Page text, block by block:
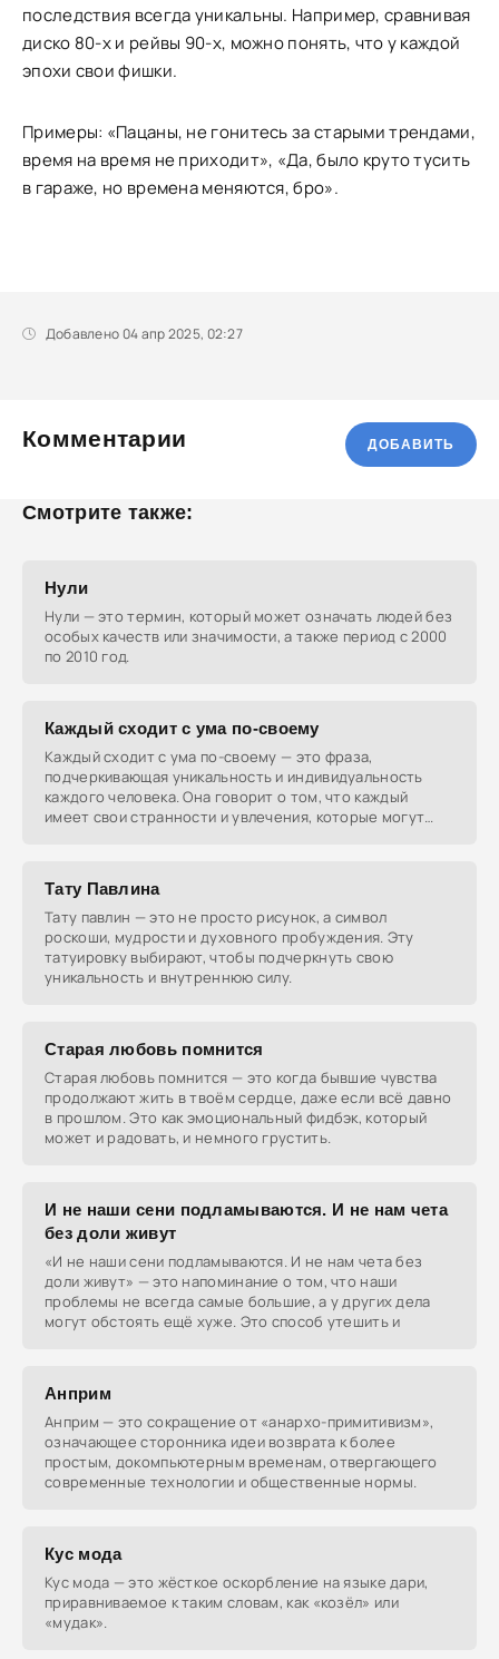
последствия всегда уникальны. Например, сравнивая
диско 80-х и рейвы 90-х, можно понять, что у каждой
эпохи свои фишки.
Примеры: «Пацаны, не гонитесь за старыми трендами,
время на время не приходит», «Да, было круто тусить
в гараже, но времена меняются, бро».
Добавлено 04 апр 2025, 02:27
Комментарии ДОБАВИТЬ
Смотрите также:
Нули
Нули — это термин, который может означать людей без
особых качеств или значимости, а также период с 2000
по 2010 год.
Каждый сходит с ума по-своему
Каждый сходит с ума по-своему — это фраза,
подчеркивающая уникальность и индивидуальность
каждого человека. Она говорит о том, что каждый
имеет свои странности и увлечения, которые могут
Тату Павлина
Тату павлин — это не просто рисунок, а символ
роскоши, мудрости и духовного пробуждения. Эту
татуировку выбирают, чтобы подчеркнуть свою
уникальность и внутреннюю силу.
Старая любовь помнится
Старая любовь помнится — это когда бывшие чувства
продолжают жить в твоём сердце, даже если всё давно
в прошлом. Это как эмоциональный фидбэк, который
может и радовать, и немного грустить.
И не наши сени подламываются. И не нам чета
без доли живут
«И не наши сени подламываются. И не нам чета без
доли живут» — это напоминание о том, что наши
проблемы не всегда самые большие, а у других дела
могут обстоять ещё хуже. Это способ утешить и
Анприм
Анприм — это сокращение от «анархо-примитивизм»,
означающее сторонника идеи возврата к более
простым, докомпьютерным временам, отвергающего
современные технологии и общественные нормы.
Кус мода
Кус мода — это жёсткое оскорбление на языке дари,
приравниваемое к таким словам, как «козёл» или
«мудак».